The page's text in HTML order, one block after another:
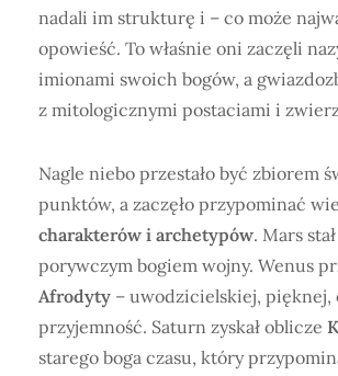
nadali im strukturę i – co może
opowieść. To właśnie oni zaczęli
imionami swoich bogów, a
z mitologicznymi postaciami i
Nagle niebo przestało być zbiorem
punktów, a zaczęło przypominać
charakterów i archetypów. Mars
porywczym bogiem wojny. Wenus
Afrodyty – uwodzicielskiej, pięknej,
przyjemność. Saturn zyskał oblicze
starego boga czasu, który